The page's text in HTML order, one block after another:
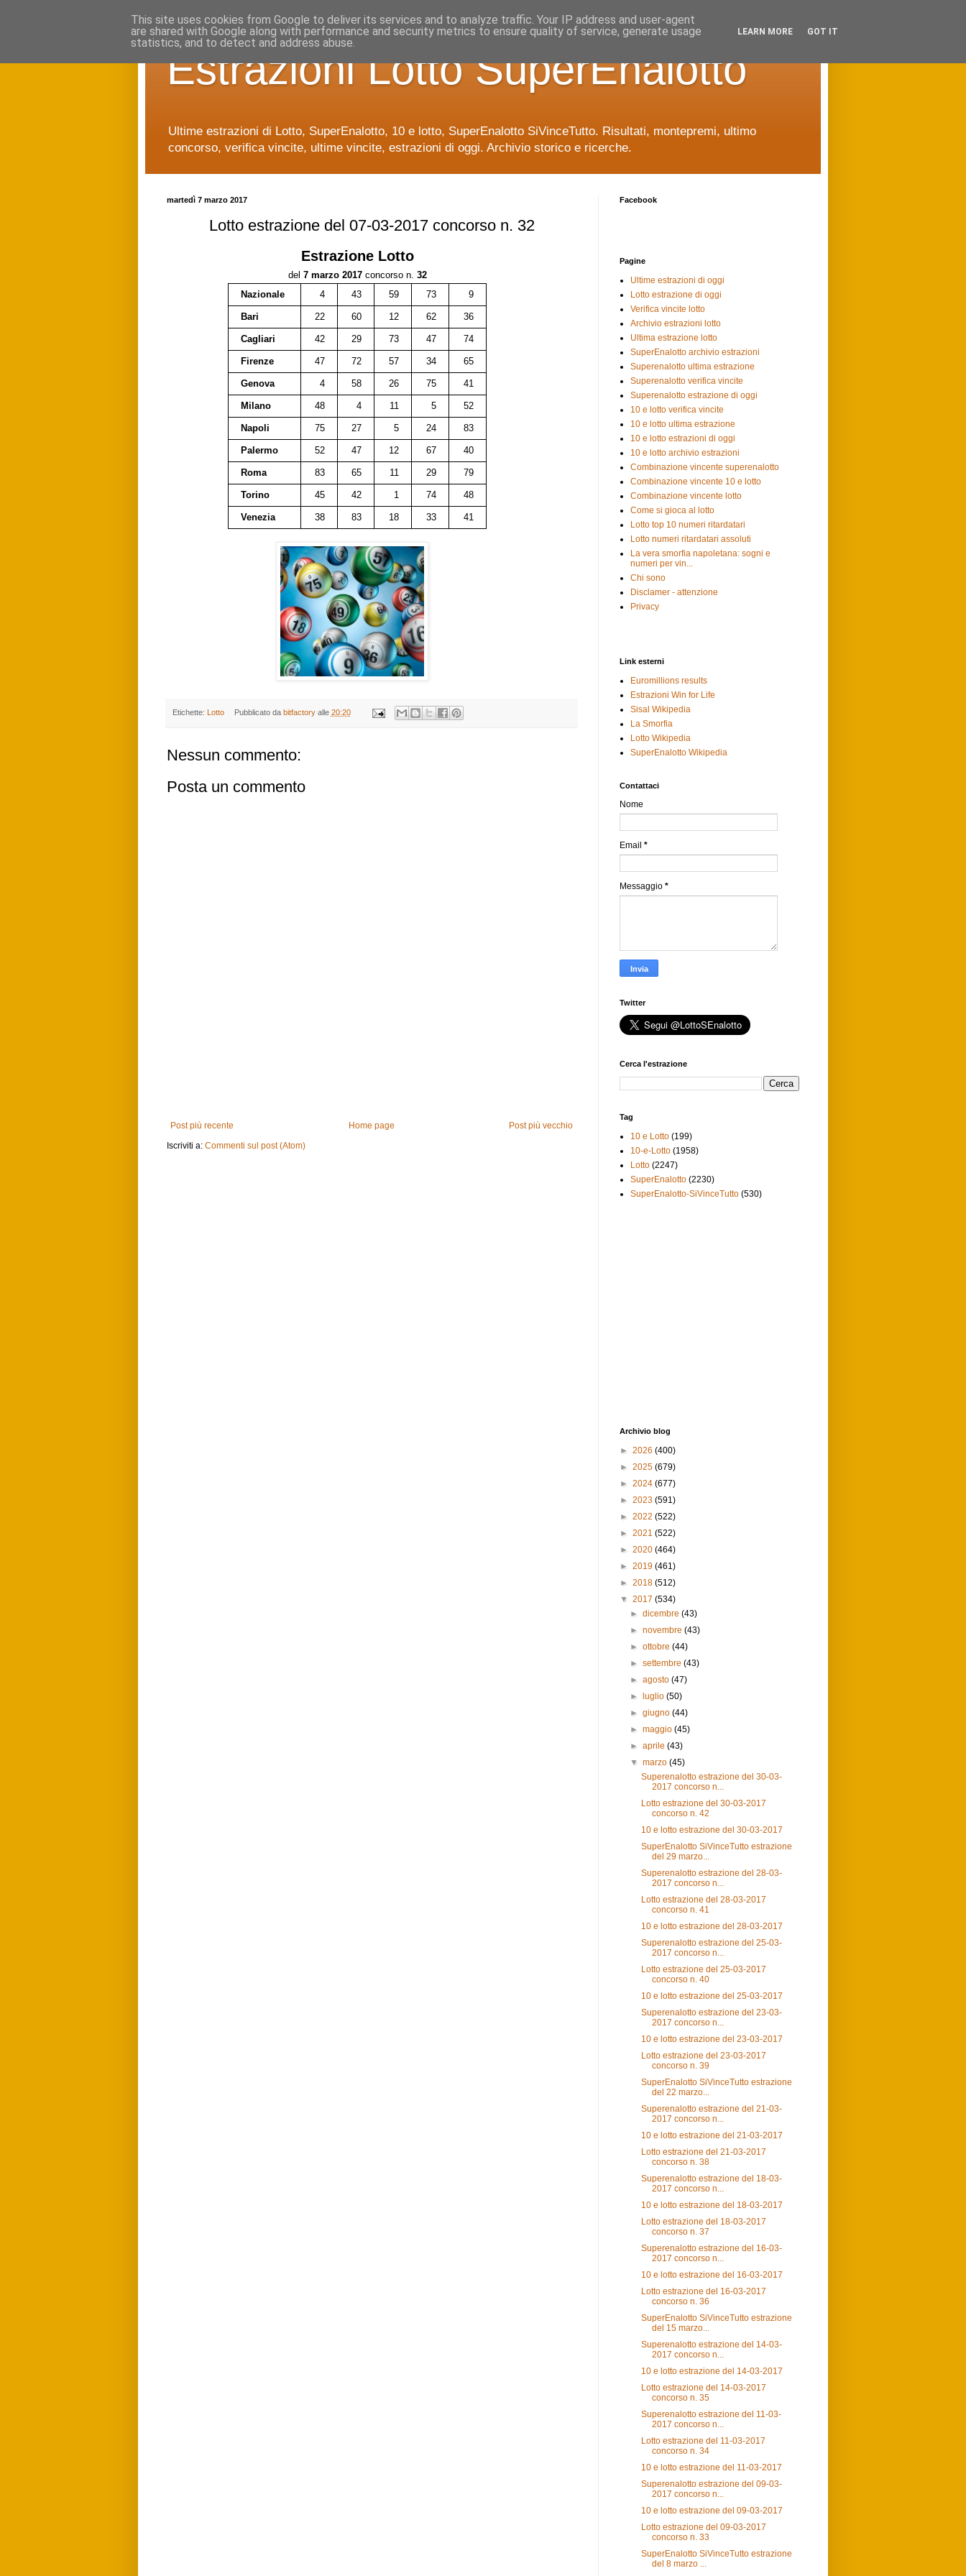
Estrazioni Lotto SuperEnalotto
Ultime estrazioni di Lotto, SuperEnalotto, 10 e lotto, SuperEnalotto SiVinceTutto. Risultati, montepremi, ultimo
concorso, verifica vincite, ultime vincite, estrazioni di oggi. Archivio storico e ricerche.
martedì 7 marzo 2017
Lotto estrazione del 07-03-2017 concorso n. 32
Estrazione Lotto
del 7 marzo 2017concorso n. 32
Nazionale
4 43 59 73 9
Bari 22 60 12 62 36
Cagliari 42 29 73 47 74
Firenze 47 72 57 34 65
Genova 4 58 26 75 41
Milano 48 4 11 5 52
Napoli 75 27 5 24 83
Palermo 52 47 12 67 40
Roma 83 65 11 29 79
Torino 45 42 1 74 48
Venezia 38 83 18 33 41
Etichette: Lotto Pubblicato da bitfactory alle 20:20
Nessun commento:
Posta un commento
Post più recente Post più vecchio
Home page
Iscriviti a: Commenti sul post (Atom)
Facebook
Pagine
Ultime estrazioni di oggi
Lotto estrazione di oggi
Verifica vincite lotto
Archivio estrazioni lotto
Ultima estrazione lotto
SuperEnalotto archivio estrazioni
Superenalotto ultima estrazione
Superenalotto verifica vincite
Superenalotto estrazione di oggi
10 e lotto verifica vincite
10 e lotto ultima estrazione
10 e lotto estrazioni di oggi
10 e lotto archivio estrazioni
Combinazione vincente superenalotto
Combinazione vincente 10 e lotto
Combinazione vincente lotto
Come si gioca al lotto
Lotto top 10 numeri ritardatari
Lotto numeri ritardatari assoluti
La vera smorfia napoletana: sogni e
numeri per vin...
Chi sono
Disclamer - attenzione
Privacy
Link esterni
Euromillions results
Estrazioni Win for Life
Sisal Wikipedia
La Smorfia
Lotto Wikipedia
SuperEnalotto Wikipedia
Contattaci
Nome
Email *
Messaggio *
Twitter
Cerca l'estrazione
Tag
10 e Lotto (199)
10-e-Lotto (1958)
Lotto (2247)
SuperEnalotto (2230)
SuperEnalotto-SiVinceTutto (530)
Archivio blog
► 2026 (400)
► 2025 (679)
► 2024 (677)
► 2023 (591)
► 2022 (522)
► 2021 (522)
► 2020 (464)
► 2019 (461)
► 2018 (512)
▼ 2017 (534)
►dicembre(43)
►novembre(43)
►ottobre(44)
►settembre(43)
►agosto(47)
►
luglio(50)
►giugno(44)
►maggio(45)
►aprile(43)
▼marzo(45)
Superenalotto estrazione del 30-03-
2017 concorso n...
Lotto estrazione del 30-03-2017
concorso n. 42
10 e lotto estrazione del 30-03-2017
SuperEnalotto SiVinceTutto estrazione
del 29 marzo...
Superenalotto estrazione del 28-03-
2017 concorso n...
Lotto estrazione del 28-03-2017
concorso n. 41
10 e lotto estrazione del 28-03-2017
Superenalotto estrazione del 25-03-
2017 concorso n...
Lotto estrazione del 25-03-2017
concorso n. 40
10 e lotto estrazione del 25-03-2017
Superenalotto estrazione del 23-03-
2017 concorso n...
10 e lotto estrazione del 23-03-2017
Lotto estrazione del 23-03-2017
concorso n. 39
SuperEnalotto SiVinceTutto estrazione
del 22 marzo...
Superenalotto estrazione del 21-03-
2017 concorso n...
10 e lotto estrazione del 21-03-2017
Lotto estrazione del 21-03-2017
concorso n. 38
Superenalotto estrazione del 18-03-
2017 concorso n...
10 e lotto estrazione del 18-03-2017
Lotto estrazione del 18-03-2017
concorso n. 37
Superenalotto estrazione del 16-03-
2017 concorso n...
10 e lotto estrazione del 16-03-2017
Lotto estrazione del 16-03-2017
concorso n. 36
SuperEnalotto SiVinceTutto estrazione
del 15 marzo...
Superenalotto estrazione del 14-03-
2017 concorso n...
10 e lotto estrazione del 14-03-2017
Lotto estrazione del 14-03-2017
concorso n. 35
Superenalotto estrazione del 11-03-
2017 concorso n...
Lotto estrazione del 11-03-2017
concorso n. 34
10 e lotto estrazione del 11-03-2017
Superenalotto estrazione del 09-03-
2017 concorso n...
10 e lotto estrazione del 09-03-2017
Lotto estrazione del 09-03-2017
concorso n. 33
SuperEnalotto SiVinceTutto estrazione
del 8 marzo ...
This site uses cookies from Google to deliver its services and to analyze traffic. Your IP address and user-agent
are shared with Google along with performance and security metrics to ensure quality of service, generate usage
statistics, and to detect and address abuse.
LEARN MORE GOT IT